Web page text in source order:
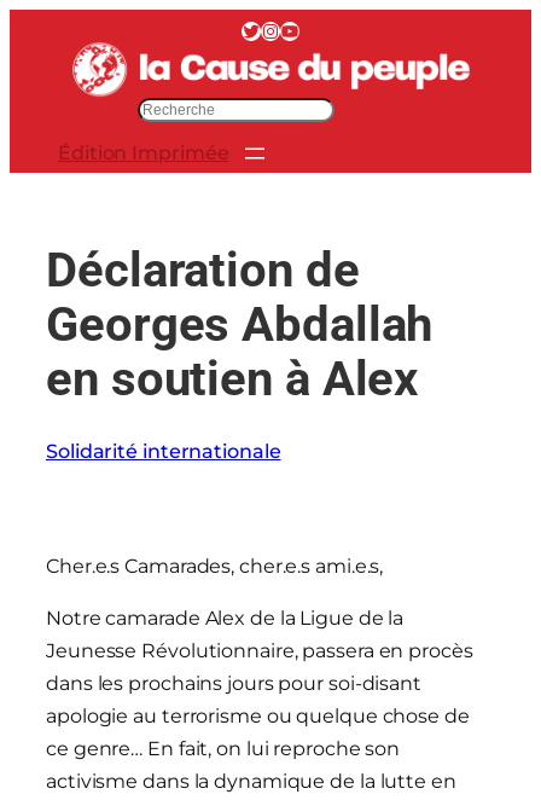
contenu
Twitter InstagramYouTube
e
Édition Imprimée
Déclaration de
Georges Abdallah
en soutien à Alex
Solidarité internationale
Cher.e.s Camarades, cher.e.s ami.e.s,
Notre camarade Alex de la Ligue de la
Jeunesse Révolutionnaire, passera en procès
dans les prochains jours pour soi-disant
apologie au terrorisme ou quelque chose de
ce genre… En fait, on lui reproche son
activisme dans la dynamique de la lutte en